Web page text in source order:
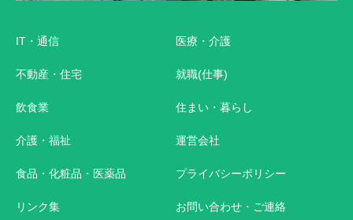
IT・通信
不動産・住宅
飲食業
介護・福祉
食品・化粧品・医薬品
リンク集
医療・介護
就職(仕事)
住まい・暮らし
運営会社
プライバシーポリシー
お問い合わせ・ご連絡